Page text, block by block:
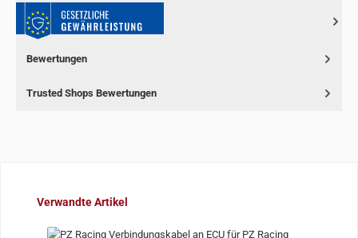
Bewertungen
Trusted Shops Bewertungen
Produktgalerie überspringen
Verwandte Artikel